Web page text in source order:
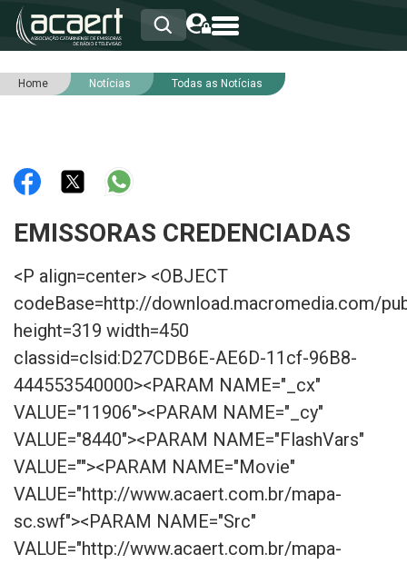
HOME
RNA
NOTÍCIAS
INTEGRIDADE
Home Notícias Todas as Notícias
EMISSORAS CREDENCIADAS
<P align=center> <OBJECT
codeBase=http://download.macromedia.com/
height=319 width=450
classid=clsid:D27CDB6E-AE6D-11cf-96B8-
444553540000><PARAM NAME="_cx"
VALUE="11906"><PARAM NAME="_cy"
VALUE="8440"><PARAM NAME="FlashVars"
VALUE=""><PARAM NAME="Movie"
VALUE="http://www.acaert.com.br/mapa-
sc.swf"><PARAM NAME="Src"
VALUE="http://www.acaert.com.br/mapa-